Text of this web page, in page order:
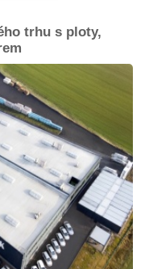
trhu s ploty,